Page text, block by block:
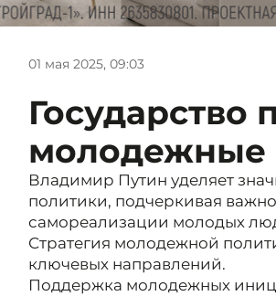
01 мая 2025, 09:03
Государство
молодежные
Владимир Путин уделяет
политики, подчеркивая
самореализации молодых
Стратегия молодежной
ключевых направлений.
Поддержка молодежных